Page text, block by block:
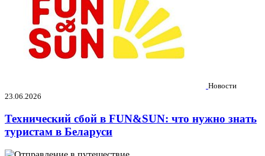
Новости
23.06.2026
Технический сбой в FUN&SUN: что нужно знать
туристам в Беларуси